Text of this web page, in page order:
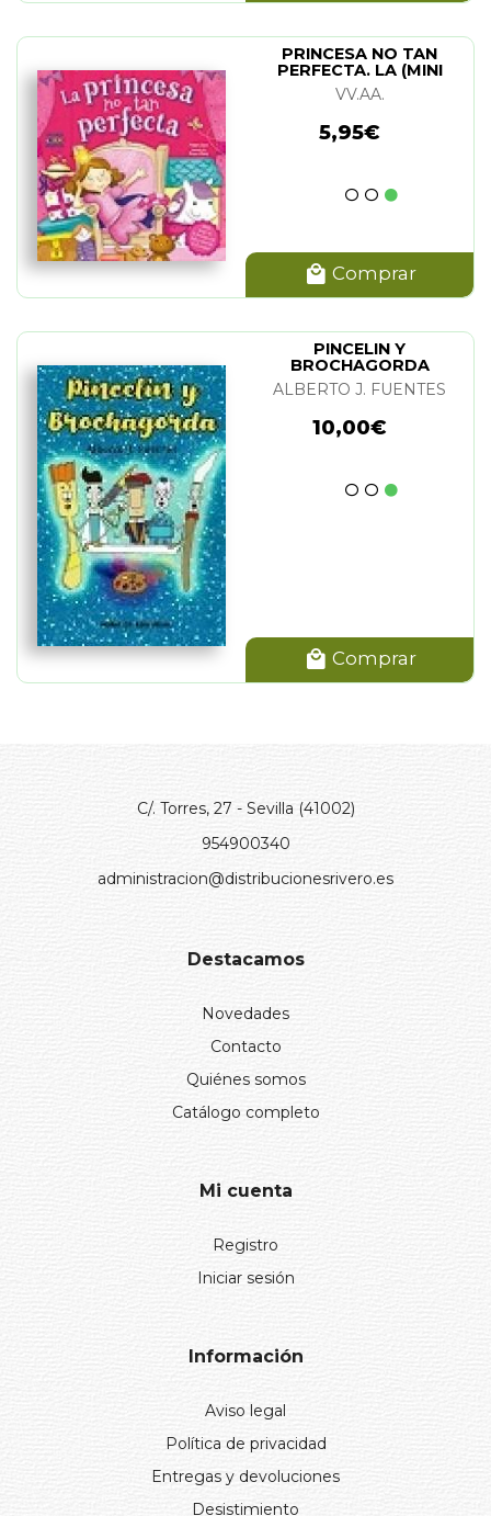
PRINCESA NO TAN
PERFECTA. LA (MINI
LIBROS)
VV.AA.
5,95€
Comprar
PINCELIN Y
BROCHAGORDA
ALBERTO J. FUENTES
10,00€
Comprar
C/. Torres, 27 - Sevilla (41002)
954900340
administracion@distribucionesrivero.es
Destacamos
Novedades
Contacto
Quiénes somos
Catálogo completo
Mi cuenta
Registro
Iniciar sesión
Información
Aviso legal
Política de privacidad
Entregas y devoluciones
Desistimiento